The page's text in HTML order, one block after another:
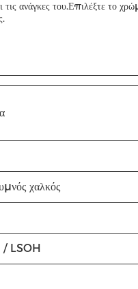
ανάγκες του.Επιλέξτε το
χαλκός
/ LSOH